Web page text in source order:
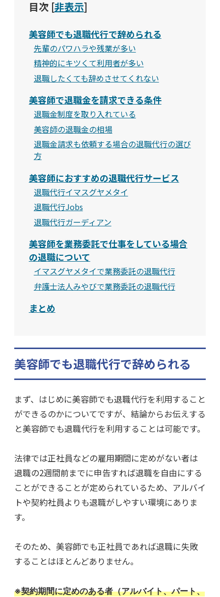
目次 [非表示]
美容師でも退職代行で辞められる
先輩のパワハラや残業が多い
精神的にキツくて利用者が多い
退職したくても辞めさせてくれない
美容師で退職金を請求できる条件
退職金制度を取り入れている
美容師の退職金の相場
退職金請求も依頼する場合の退職代行の選び
方
美容師におすすめの退職代行サービス
退職代行イマスグヤメタイ
退職代行Jobs
退職代行ガーディアン
美容師を業務委託で仕事をしている場合
の退職について
イマスグヤメタイで業務委託の退職代行
弁護士法人みやびで業務委託の退職代行
まとめ
美容師でも退職代行で辞められる
まず、はじめに美容師でも退職代行を利用すること
ができるのかについてですが、結論からお伝えする
と美容師でも退職代行を利用することは可能です。
法律では正社員などの雇用期間に定めがない者は
退職の2週間前までに申告すれば退職を自由にする
ことができることが定められているため、アルバイ
トや契約社員よりも退職がしやすい環境にありま
す。
そのため、美容師でも正社員であれば退職に失敗
することはほとんどありません。
※契約期間に定めのある者（アルバイト、パート、